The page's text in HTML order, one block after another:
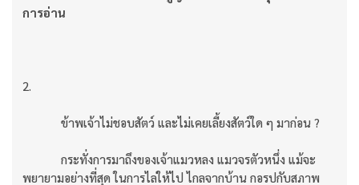
การอ่าน
2.
ข้าพเจ้าไม่ชอบสัตว์ และไม่เคยเลี้ยงสัตว์ใด ๆ มาก่อน ?
กระทั่งการมาถึงของเจ้าแมวหลง แมวจรตัวหนึ่ง แม้จะ
พยายามอย่างที่สุด ในการไล่ให้ไป ไกลจากบ้าน กอรปกับสภาพ